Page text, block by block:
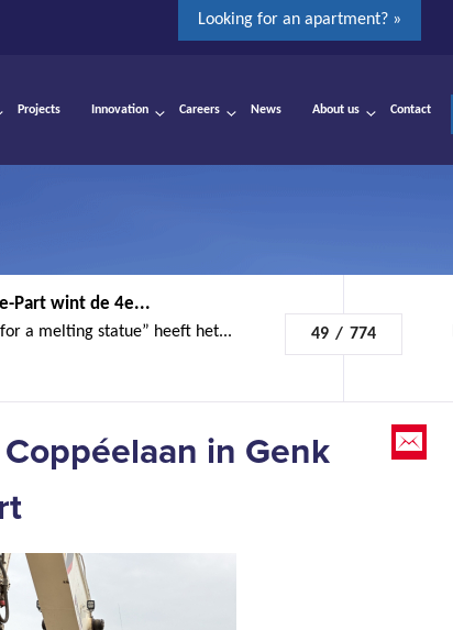
Looking for an apartment? »
Projects Innovation Careers News About us Contact
Part wint de 4e...
a melting statue” heeft het... 49 / 774
in Genk